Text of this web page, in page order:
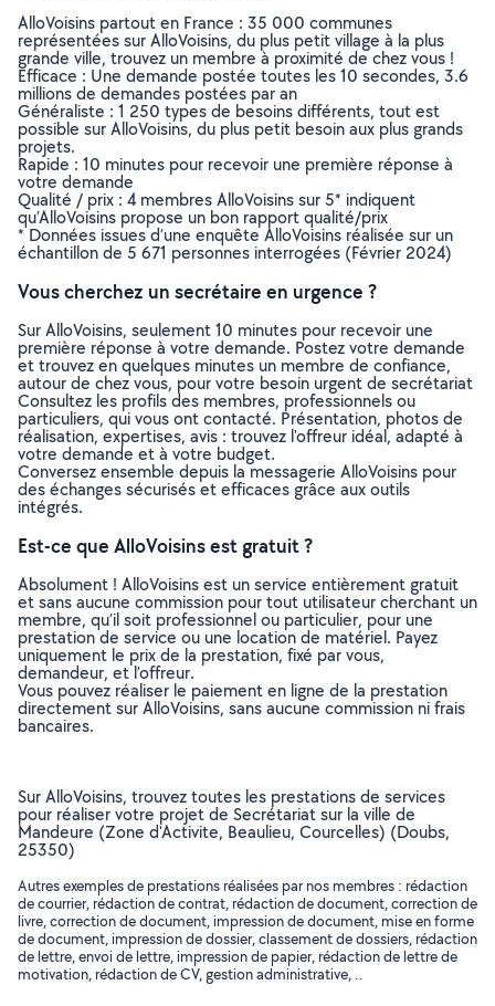
AlloVoisins partout en France : 35 000 communes
représentées sur AlloVoisins, du plus petit village à la plus
grande ville, trouvez un membre à proximité de chez vous !
Efficace : Une demande postée toutes les 10 secondes, 3.6
millions de demandes postées par an
Généraliste : 1 250 types de besoins différents, tout est
possible sur AlloVoisins, du plus petit besoin aux plus grands
projets.
Rapide : 10 minutes pour recevoir une première réponse à
votre demande
Qualité / prix : 4 membres AlloVoisins sur 5* indiquent
qu’AlloVoisins propose un bon rapport qualité/prix
* Données issues d’une enquête AlloVoisins réalisée sur un
échantillon de 5 671 personnes interrogées (Février 2024)
Vous cherchez un secrétaire en urgence ?
Sur AlloVoisins, seulement 10 minutes pour recevoir une
première réponse à votre demande. Postez votre demande
et trouvez en quelques minutes un membre de confiance,
autour de chez vous, pour votre besoin urgent de secrétariat
Consultez les profils des membres, professionnels ou
particuliers, qui vous ont contacté. Présentation, photos de
réalisation, expertises, avis : trouvez l'offreur idéal, adapté à
votre demande et à votre budget.
Conversez ensemble depuis la messagerie AlloVoisins pour
des échanges sécurisés et efficaces grâce aux outils
intégrés.
Est-ce que AlloVoisins est gratuit ?
Absolument ! AlloVoisins est un service entièrement gratuit
et sans aucune commission pour tout utilisateur cherchant un
membre, qu’il soit professionnel ou particulier, pour une
prestation de service ou une location de matériel. Payez
uniquement le prix de la prestation, fixé par vous,
demandeur, et l’offreur.
Vous pouvez réaliser le paiement en ligne de la prestation
directement sur AlloVoisins, sans aucune commission ni frais
bancaires.
Sur AlloVoisins, trouvez toutes les prestations de services
pour réaliser votre projet de Secrétariat sur la ville de
Mandeure (Zone d'Activite, Beaulieu, Courcelles) (Doubs,
25350)
Autres exemples de prestations réalisées par nos membres : rédaction
de courrier, rédaction de contrat, rédaction de document, correction de
livre, correction de document, impression de document, mise en forme
de document, impression de dossier, classement de dossiers, rédaction
de lettre, envoi de lettre, impression de papier, rédaction de lettre de
motivation, rédaction de CV, gestion administrative, ..